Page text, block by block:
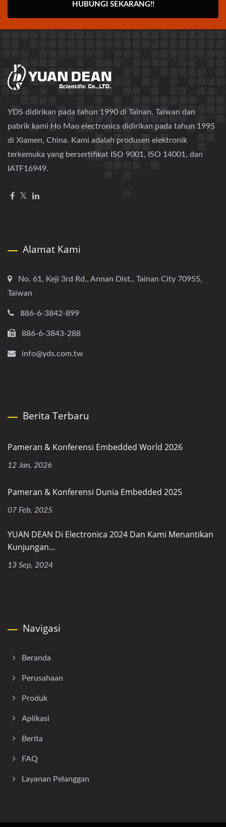
HUBUNGI SEKARANG!!
YDS didirikan pada tahun 1990 di Tainan, Taiwan dan
pabrik kami Ho Mao electronics didirikan pada tahun 1995
di Xiamen, China. Kami adalah produsen elektronik
terkemuka yang bersertifikat ISO 9001, ISO 14001, dan
IATF16949.
Alamat Kami
No. 61, Keji 3rd Rd., Annan Dist., Tainan City 70955,
Taiwan
886-6-3842-899
886-6-3843-288
info@yds.com.tw
Berita Terbaru
Pameran & Konferensi Embedded World 2026
12 Jan, 2026
Pameran & Konferensi Dunia Embedded 2025
07 Feb, 2025
YUAN DEAN Di Electronica 2024 Dan Kami Menantikan
Kunjungan...
13 Sep, 2024
Navigasi
Beranda
Perusahaan
Produk
Aplikasi
Berita
FAQ
Layanan Pelanggan